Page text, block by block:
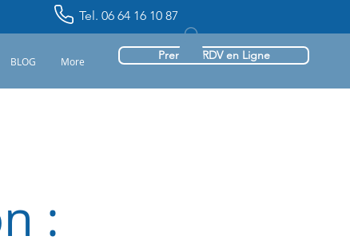
Tel. 06 64 16 10 87
BLOG More Prendre RDV en Ligne
: